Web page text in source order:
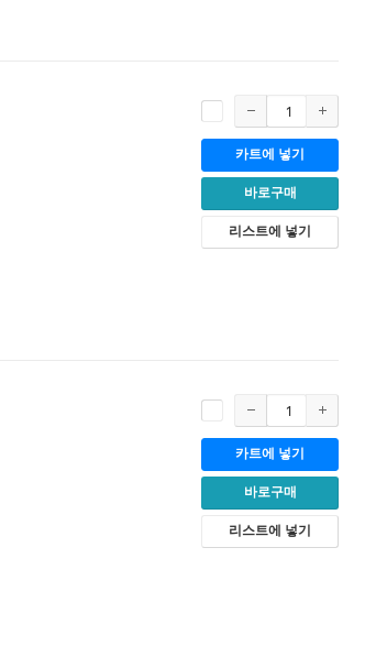
카트에 넣기
바로구매
리스트에 넣기
카트에 넣기
바로구매
리스트에 넣기